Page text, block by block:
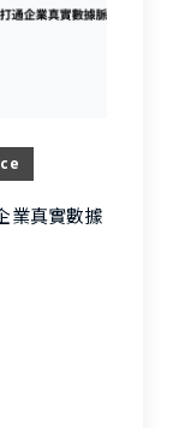
業真實數據